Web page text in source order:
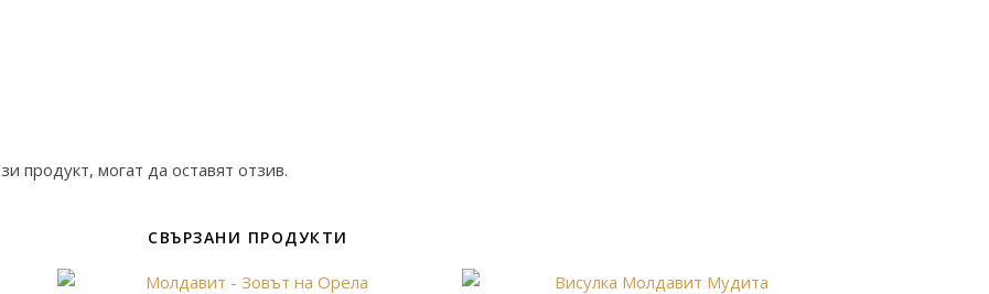
продукт, могат да оставят отзив.
СВЪРЗАНИ ПРОДУКТИ